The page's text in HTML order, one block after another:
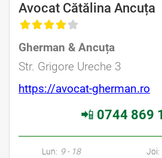
Avocat Cătălina Ancuța
Gherman & Ancuța
Str. Grigore Ureche 3
https://avocat-gherman.ro
📲 0744 869
Lun: 9 - 18
Joi: